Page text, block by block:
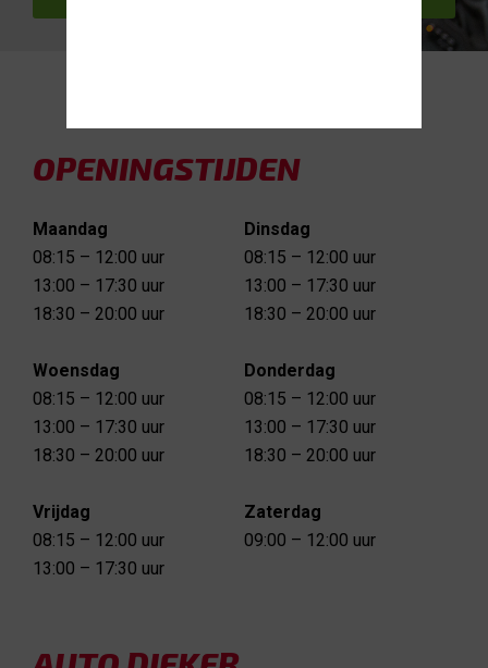
OPENINGSTIJDEN
Maandag
08:15 – 12:00 uur
13:00 – 17:30 uur
18:30 – 20:00 uur
Dinsdag
08:15 – 12:00 uur
13:00 – 17:30 uur
18:30 – 20:00 uur
Woensdag
08:15 – 12:00 uur
13:00 – 17:30 uur
18:30 – 20:00 uur
Donderdag
08:15 – 12:00 uur
13:00 – 17:30 uur
18:30 – 20:00 uur
Vrijdag
08:15 – 12:00 uur
13:00 – 17:30 uur
Zaterdag
09:00 – 12:00 uur